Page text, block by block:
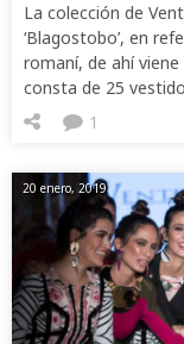
La colección de
‘Blagostobo’, en
romaní, de ahí
consta de 25
1
20 enero, 2019